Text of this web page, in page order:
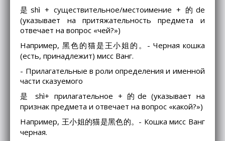
是shì + существительное/местоимение + 的de
(указывает на притяжательность предмета и
отвечает на вопрос «чей?»)
Например, 黑色的猫是王小姐的。- Черная кошка
(есть, принадлежит) мисс Ванг.
- Прилагательные в роли определения и именной
части сказуемого
是 shì+ прилагательное + 的de (указывает на
признак предмета и отвечает на вопрос «какой?»)
Например, 王小姐的猫是黑色的。- Кошка мисс Ванг
черная.